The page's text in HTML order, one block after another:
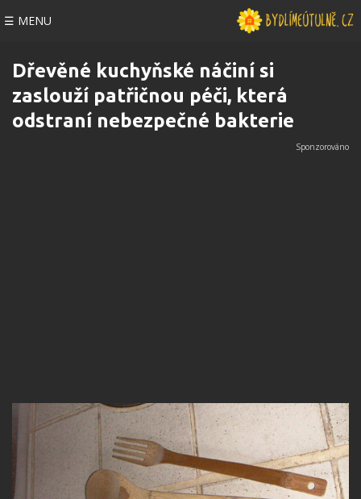
☰ MENU
Dřevěné kuchyňské náčiní si
zaslouží patřičnou péči, která
odstraní nebezpečné bakterie